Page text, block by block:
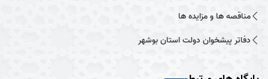
مناقصه ها و مزایده ها
دفاتر پیشخوان دولت استان بوشهر